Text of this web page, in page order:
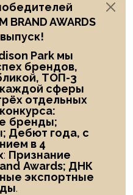
BRAND AWARDS
Park мы
брендов,
ТОП-3
сферы
отдельных
бренды;
Дебют года, с
в 4
: Признание
Awards; ДНК
экспортные
.